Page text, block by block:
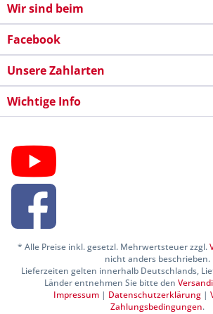
Wir sind beim
Facebook
Unsere Zahlarten
Wichtige Info
* Alle Preise inkl. gesetzl. Mehrwertsteuer zzgl.
nicht anders beschrieben.
Lieferzeiten gelten innerhalb Deutschlands,
Länder entnehmen Sie bitte den
Impressum | Datenschutzerklärung |
Zahlungsbedingungen.